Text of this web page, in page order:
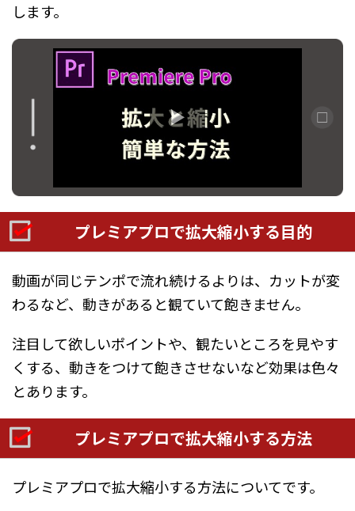
します。
プレミアプロで拡大縮小する目的
動画が同じテンポで流れ続けるよりは、カットが変
わるなど、動きがあると観ていて飽きません。
注目して欲しいポイントや、観たいところを見やす
くする、動きをつけて飽きさせないなど効果は色々
とあります。
プレミアプロで拡大縮小する方法
プレミアプロで拡大縮小する方法についてです。